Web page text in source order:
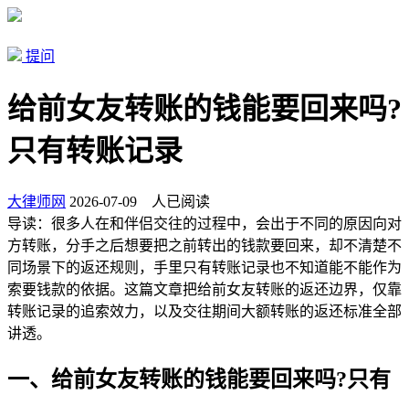
提问
给前女友转账的钱能要回来吗?
只有转账记录
大律师网 2026-07-09
人已阅读
导读： 很多人在和伴侣交往的过程中，会出于不同的原因向对
方转账，分手之后想要把之前转出的钱款要回来，却不清楚不
同场景下的返还规则，手里只有转账记录也不知道能不能作为
索要钱款的依据。这篇文章把给前女友转账的返还边界，仅靠
转账记录的追索效力，以及交往期间大额转账的返还标准全部
讲透。
一、给前女友转账的钱能要回来吗?只有